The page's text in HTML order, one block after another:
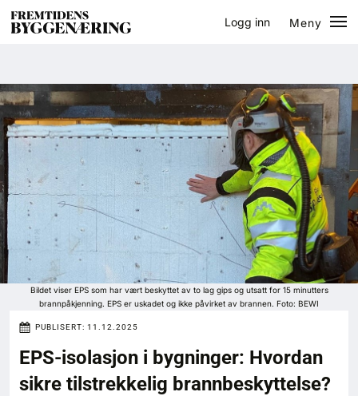
Logg inn
Meny
Eventer
Prosjekter
Bygg-guiden
Logg inn
Bygg
Arkitektur
Bærekraft
Bildet viser EPS som har vært beskyttet av to lag gips og utsatt for 15 minutters
brannpåkjenning. EPS er uskadet og ikke påvirket av brannen. Foto: BEWI
PUBLISERT: 11.12.2025
EPS-isolasjon i bygninger: Hvordan
sikre tilstrekkelig brannbeskyttelse?